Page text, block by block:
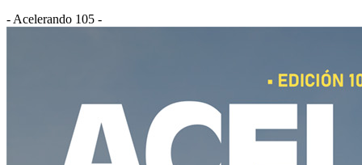
- Acelerando 105 -